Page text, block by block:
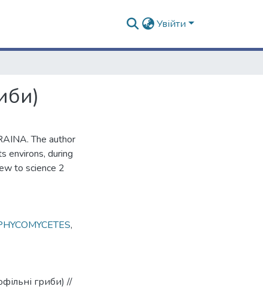
Увійти
The author
environs, during
to science 2
,
гриби) //